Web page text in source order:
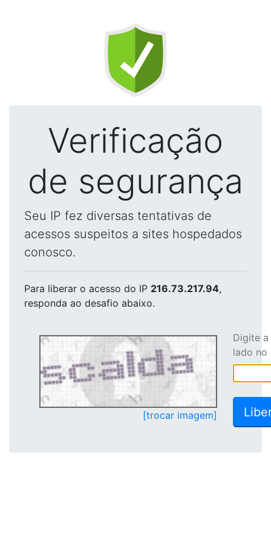
Verificação
de segurança
Seu IP fez diversas tentativas de
acessos suspeitos a sites hospedados
conosco.
Para liberar o acesso do IP 216.73.217.94,
responda ao desafio abaixo.
[trocar imagem]
Digite
lado no